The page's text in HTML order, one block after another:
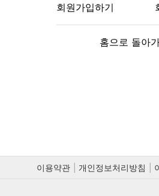
회원가입하기
홈으로 돌아
이용약관 개인정보처리방침